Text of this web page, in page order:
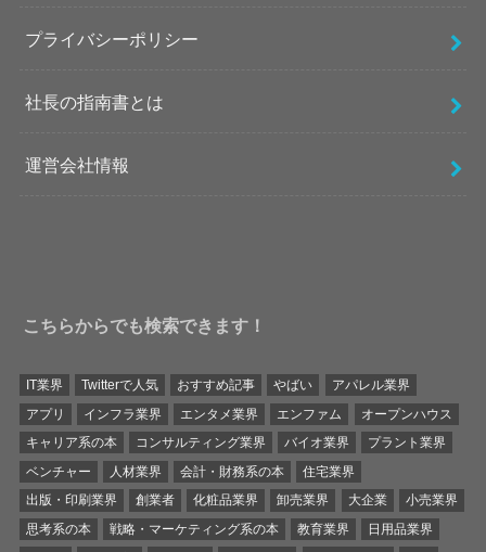
プライバシーポリシー
社長の指南書とは
運営会社情報
こちらからでも検索できます！
IT業界 Twitterで人気 おすすめ記事 やばい
アパレル業界
アプリ
インフラ業界 エンタメ業界 エンファム
オープンハウス
キャリア系の本
コンサルティング業界 バイオ業界
プラント業界
ベンチャー
人材業界 会計・財務系の本
住宅業界
出版・印刷業界
創業者 化粧品業界 卸売業界 大企業
小売業界
思考系の本
戦略・マーケティング系の本 教育業界
日用品業界